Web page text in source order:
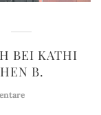
BEI KATHI
B.